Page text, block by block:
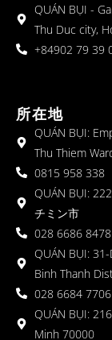
QUÁN BỤI -
Thu Duc city,
+84902 79 39
所在地
QUÁN BỤI:
Thu Thiem
0815 958 338
QUÁN BỤI:
チミン市
028 6686 8478
QUÁN BỤI:
Binh Thanh
028 6684 7706
QUÁN BỤI:
Minh 70000